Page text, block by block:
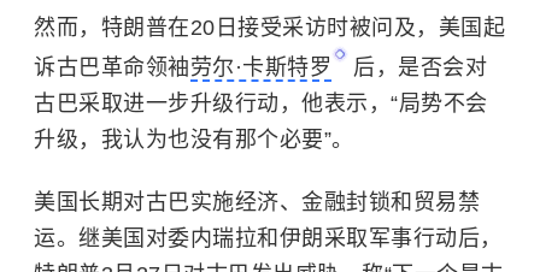
然而，特朗普在20日接受采访时被问及，美国起
诉古巴革命领袖劳尔·卡斯特罗
后，是否会对
古巴采取进一步升级行动，他表示，“局势不会
升级，我认为也没有那个必要”。
美国长期对古巴实施经济、金融封锁和贸易禁
运。继美国对委内瑞拉和伊朗采取军事行动后，